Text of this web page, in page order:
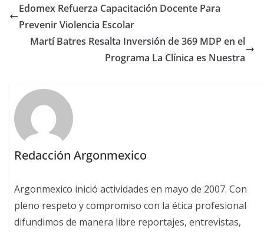
Edomex Refuerza Capacitación Docente Para
Prevenir Violencia Escolar
Martí Batres Resalta Inversión de 369 MDP en el
Programa La Clínica es Nuestra
Redacción Argonmexico
Argonmexico inició actividades en mayo de 2007. Con
pleno respeto y compromiso con la ética profesional
difundimos de manera libre reportajes, entrevistas,